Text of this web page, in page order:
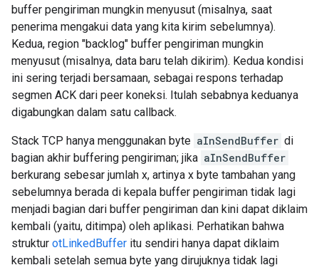
buffer pengiriman mungkin menyusut (misalnya, saat
penerima mengakui data yang kita kirim sebelumnya).
Kedua, region "backlog" buffer pengiriman mungkin
menyusut (misalnya, data baru telah dikirim). Kedua kondisi
ini sering terjadi bersamaan, sebagai respons terhadap
segmen ACK dari peer koneksi. Itulah sebabnya keduanya
digabungkan dalam satu callback.
Stack TCP hanya menggunakan byte aInSendBuffer di
bagian akhir buffering pengiriman; jika aInSendBuffer
berkurang sebesar jumlah x, artinya x byte tambahan yang
sebelumnya berada di kepala buffer pengiriman tidak lagi
menjadi bagian dari buffer pengiriman dan kini dapat diklaim
kembali (yaitu, ditimpa) oleh aplikasi. Perhatikan bahwa
struktur otLinkedBuffer itu sendiri hanya dapat diklaim
kembali setelah semua byte yang dirujuknya tidak lagi